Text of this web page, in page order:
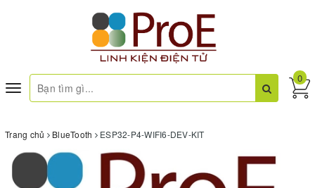
Toggle
navigation
0
Trang chủ BlueTooth ESP32-P4-WIFI6-DEV-KIT